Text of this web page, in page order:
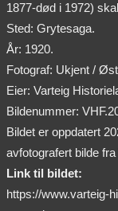
1877-død i 1972)
Sted: Grytesaga.
År: 1920.
Fotograf: Ukjent /
Eier: Varteig
Bildenummer:
Bildet er oppdatert
avfotografert bilde
Link til bildet:
https://www.varteig-